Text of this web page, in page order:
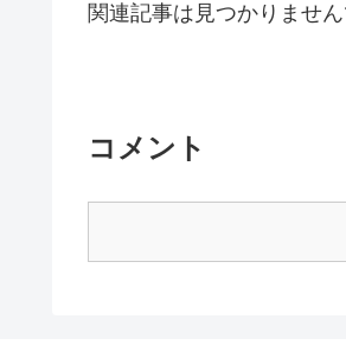
関連記事は見つかりません
コメント